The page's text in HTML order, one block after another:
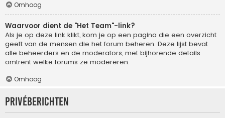
Omhoog
Waarvoor dient de "Het Team"-link?
Als je op deze link klikt, kom je op een pagina die een overzicht
geeft van de mensen die het forum beheren. Deze lijst bevat
alle beheerders en de moderators, met bijhorende details
omtrent welke forums ze modereren.
Omhoog
Privéberichten